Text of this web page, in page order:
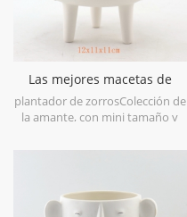
Las mejores macetas de
cerámica de cara de zorro
con pie.
plantador de zorrosColección de
la amante, con mini tamaño y